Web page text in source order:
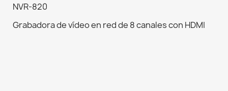
NVR-820
Grabadora de vídeo en red de 8 canales con HDMI